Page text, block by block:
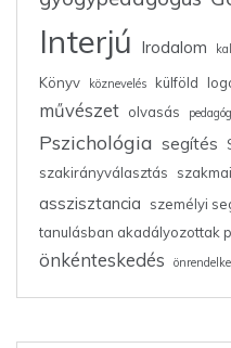
Interjú Irodalom
Könyv
köznevelés külföld
művészet olvasás
Pszichológia segítés
szakirányválasztás
asszisztancia
személyi
tanulásban akadályozottak
önkénteskedés